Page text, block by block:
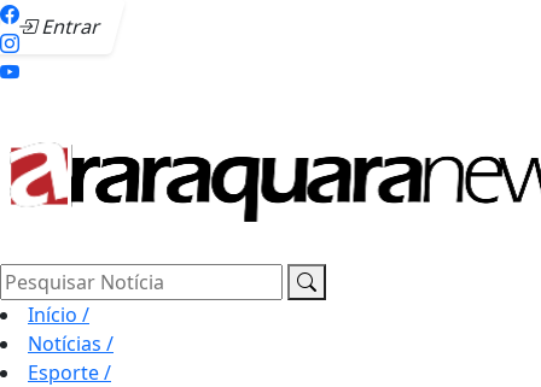
Entrar
Pesquisar Notícia
Início /
Notícias /
Esporte/